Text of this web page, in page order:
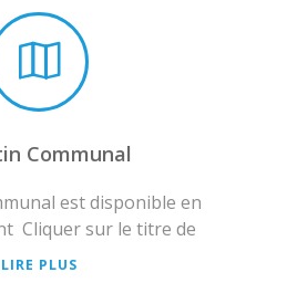
Communal
est disponible en
Cliquer sur le titre de
LIRE PLUS